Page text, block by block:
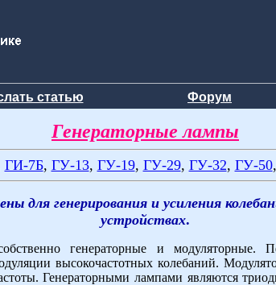
статью Форум
Генераторные лампы
ГИ-7Б, ГУ-13, ГУ-19, ГУ-29, ГУ-32, ГУ-50,
для генерирования и усиления
устройствах.
генераторные и модуляторные.
высокочастотных колебаний.
Генераторными лампами являются